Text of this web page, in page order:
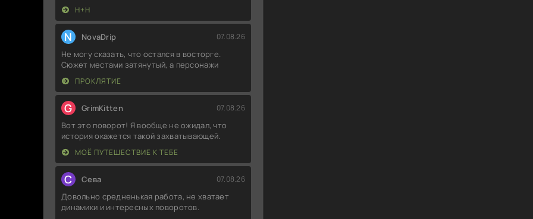
Н+Н
N NovaDrip 07.08.26
Не могу сказать, что остался в восторге.
Сюжет местами затянутый, а персонажи
ПРОКЛЯТИЕ
G GrimKitten 07.08.26
Вот это поворот! Я вообще не ожидал, что
история окажется такой захватывающей.
МОЁ ПУТЕШЕСТВИЕ К ТЕБЕ
С Севa 07.08.26
Довольно средненькая работа, не хватает
динамики и интересных поворотов.